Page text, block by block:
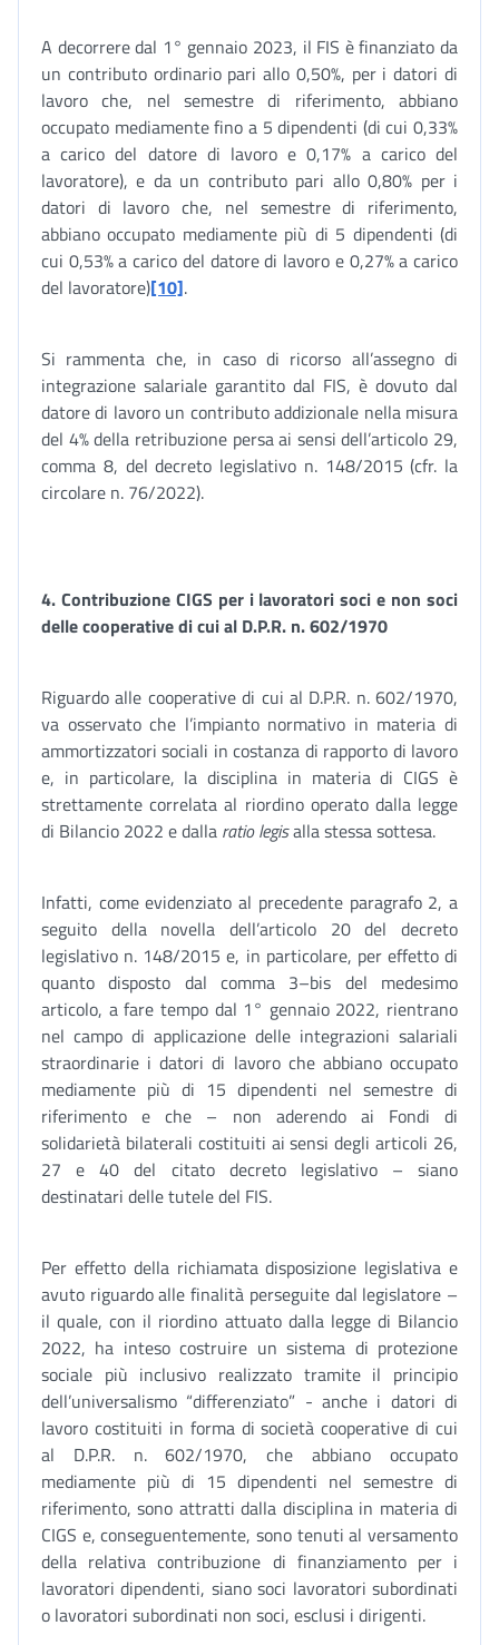
A decorrere dal 1° gennaio 2023, il FIS è finanziato da
un contributo ordinario pari allo 0,50%, per i datori di
lavoro che, nel semestre di riferimento, abbiano
occupato mediamente fino a 5 dipendenti (di cui 0,33%
a carico del datore di lavoro e 0,17% a carico del
lavoratore), e da un contributo pari allo 0,80% per i
datori di lavoro che, nel semestre di riferimento,
abbiano occupato mediamente più di 5 dipendenti (di
cui 0,53% a carico del datore di lavoro e 0,27% a carico
del lavoratore)[10].
Si rammenta che, in caso di ricorso all’assegno di
integrazione salariale garantito dal FIS, è dovuto dal
datore di lavoro un contributo addizionale nella misura
del 4% della retribuzione persa ai sensi dell’articolo 29,
comma 8, del decreto legislativo n. 148/2015 (cfr. la
circolare n. 76/2022).
4. Contribuzione CIGS per i lavoratori soci e non soci
delle cooperative di cui al D.P.R. n. 602/1970
Riguardo alle cooperative di cui al D.P.R. n. 602/1970,
va osservato che l’impianto normativo in materia di
ammortizzatori sociali in costanza di rapporto di lavoro
e, in particolare, la disciplina in materia di CIGS è
strettamente correlata al riordino operato dalla legge
di Bilancio 2022 e dalla ratio legisalla stessa sottesa.
Infatti, come evidenziato al precedente paragrafo 2, a
seguito della novella dell’articolo 20 del decreto
legislativo n. 148/2015 e, in particolare, per effetto di
quanto disposto dal comma 3–bis del medesimo
articolo, a fare tempo dal 1° gennaio 2022, rientrano
nel campo di applicazione delle integrazioni salariali
straordinarie i datori di lavoro che abbiano occupato
mediamente più di 15 dipendenti nel semestre di
riferimento e che – non aderendo ai Fondi di
solidarietà bilaterali costituiti ai sensi degli articoli 26,
27 e 40 del citato decreto legislativo – siano
destinatari delle tutele del FIS.
Per effetto della richiamata disposizione legislativa e
avuto riguardo alle finalità perseguite dal legislatore –
il quale, con il riordino attuato dalla legge di Bilancio
2022, ha inteso costruire un sistema di protezione
sociale più inclusivo realizzato tramite il principio
dell’universalismo “differenziato” - anche i datori di
lavoro costituiti in forma di società cooperative di cui
al D.P.R. n. 602/1970, che abbiano occupato
mediamente più di 15 dipendenti nel semestre di
riferimento, sono attratti dalla disciplina in materia di
CIGS e, conseguentemente, sono tenuti al versamento
della relativa contribuzione di finanziamento per i
lavoratori dipendenti, siano soci lavoratori subordinati
o lavoratori subordinati non soci, esclusi i dirigenti.